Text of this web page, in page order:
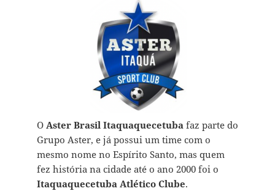
O Aster Brasil Itaquaquecetubafaz parte do
Grupo Aster, e já possui um time com o
mesmo nome no Espírito Santo, mas quem
fez história na cidade até o ano 2000 foi o
Itaquaquecetuba Atlético Clube.